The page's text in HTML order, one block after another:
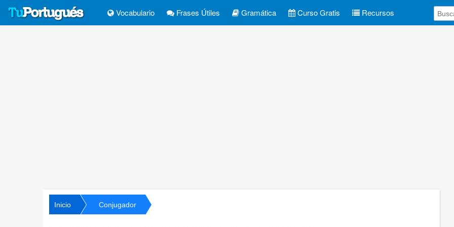
Vocabulario Frases Útiles Gramática Curso Gratis Recursos
Inicio Conjugador